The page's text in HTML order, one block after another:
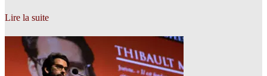
Lire la suite